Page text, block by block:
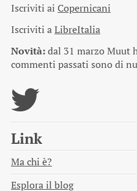
Iscriviti ai Copernicani
Iscriviti aLibreItalia
Novità:dal 31 marzo Muut
commenti passati sono di
Link
Ma chi è?
Esplora il blog